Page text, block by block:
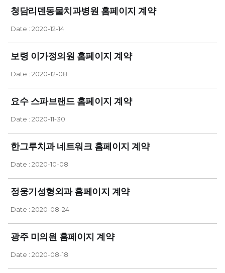
청담리덴동물치과병원 홈페이지 계약
Date : 2020-12-14
보령 이가정의원 홈페이지 계약
Date : 2020-12-08
요수 스파브랜드 홈페이지 계약
Date : 2020-11-30
한그루치과 네트워크 홈페이지 계약
Date : 2020-10-08
정웅기성형외과 홈페이지 계약
Date : 2020-08-24
광주 미의원 홈페이지 계약
Date : 2020-08-18